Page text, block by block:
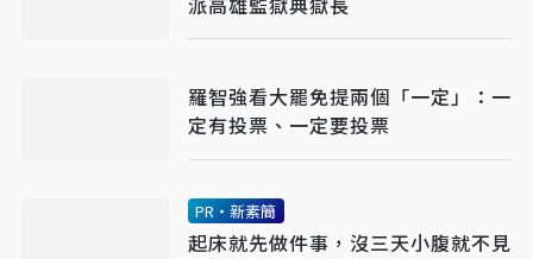
羅智強看大罷免提兩個「一定」：一
定有投票、一定要投票
PR・新素簡
起床就先做件事，沒三天小腹就不見